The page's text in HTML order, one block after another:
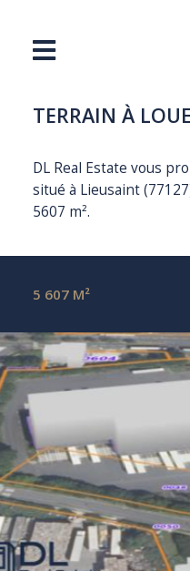
TERRAIN À
DL Real Estate vous
situé à Lieusaint
5607 m².
5 607 M²